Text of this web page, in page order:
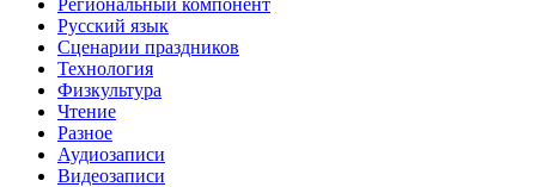
Русский язык
Сценарии праздников
Технология
Физкультура
Чтение
Разное
Аудиозаписи
Видеозаписи